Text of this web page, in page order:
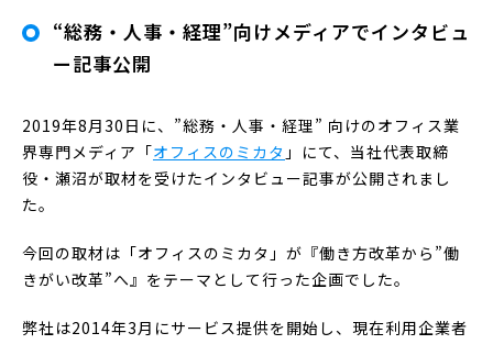
“総務・人事・経理”向けメディアでインタビュ
ー記事公開
2019年8月30日に、”総務・人事・経理” 向けのオフィス業
界専門メディア「オフィスのミカタ 」にて、当社代表取締
役・瀬沼が取材を受けたインタビュー記事が公開されまし
た。
今回の取材は「オフィスのミカタ」が『働き方改革から”働
きがい改革”へ』をテーマとして行った企画でした。
弊社は2014年3月にサービス提供を開始し、現在利用企業者